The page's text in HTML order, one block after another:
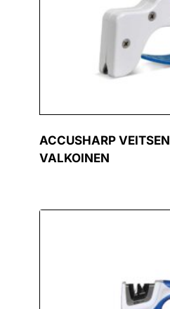
ACCUSHARP
VALKOINEN